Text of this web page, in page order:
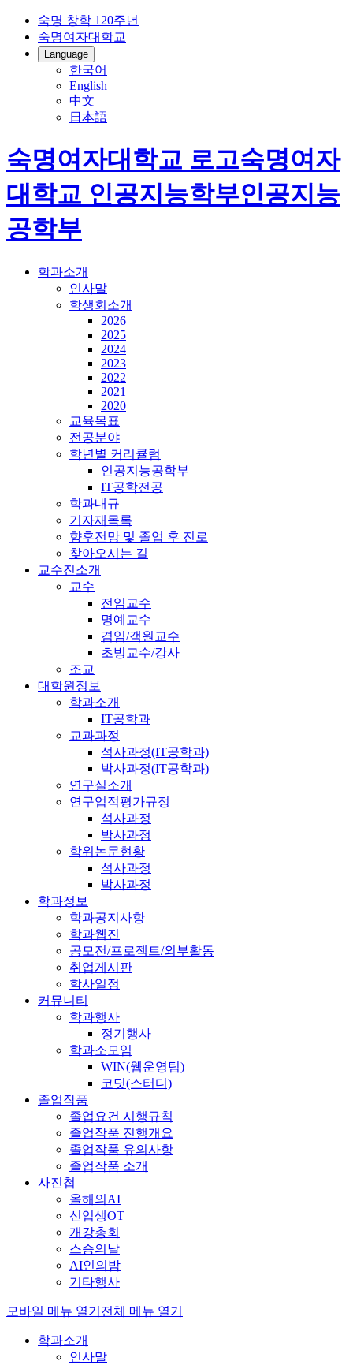
숙명 창학 120주년
숙명여자대학교
Language
한국어
English
中文
日本語
숙명여자대학교 로고숙명여자
대학교 인공지능학부인공지능
공학부
학과소개
인사말
학생회소개
2026
2025
2024
2023
2022
2021
2020
교육목표
전공분야
학년별 커리큘럼
인공지능공학부
IT공학전공
학과내규
기자재목록
향후전망 및 졸업 후 진로
찾아오시는 길
교수진소개
교수
전임교수
명예교수
겸임/객원교수
초빙교수/강사
조교
대학원정보
학과소개
IT공학과
교과과정
석사과정(IT공학과)
박사과정(IT공학과)
연구실소개
연구업적평가규정
석사과정
박사과정
학위논문현황
석사과정
박사과정
학과정보
학과공지사항
학과웹진
공모전/프로젝트/외부활동
취업게시판
학사일정
커뮤니티
학과행사
정기행사
학과소모임
WIN(웹운영팀)
코딧(스터디)
졸업작품
졸업요건 시행규칙
졸업작품 진행개요
졸업작품 유의사항
졸업작품 소개
사진첩
올해의AI
신입생OT
개강총회
스승의날
AI인의밤
기타행사
모바일 메뉴 열기 전체 메뉴 열기
학과소개
인사말